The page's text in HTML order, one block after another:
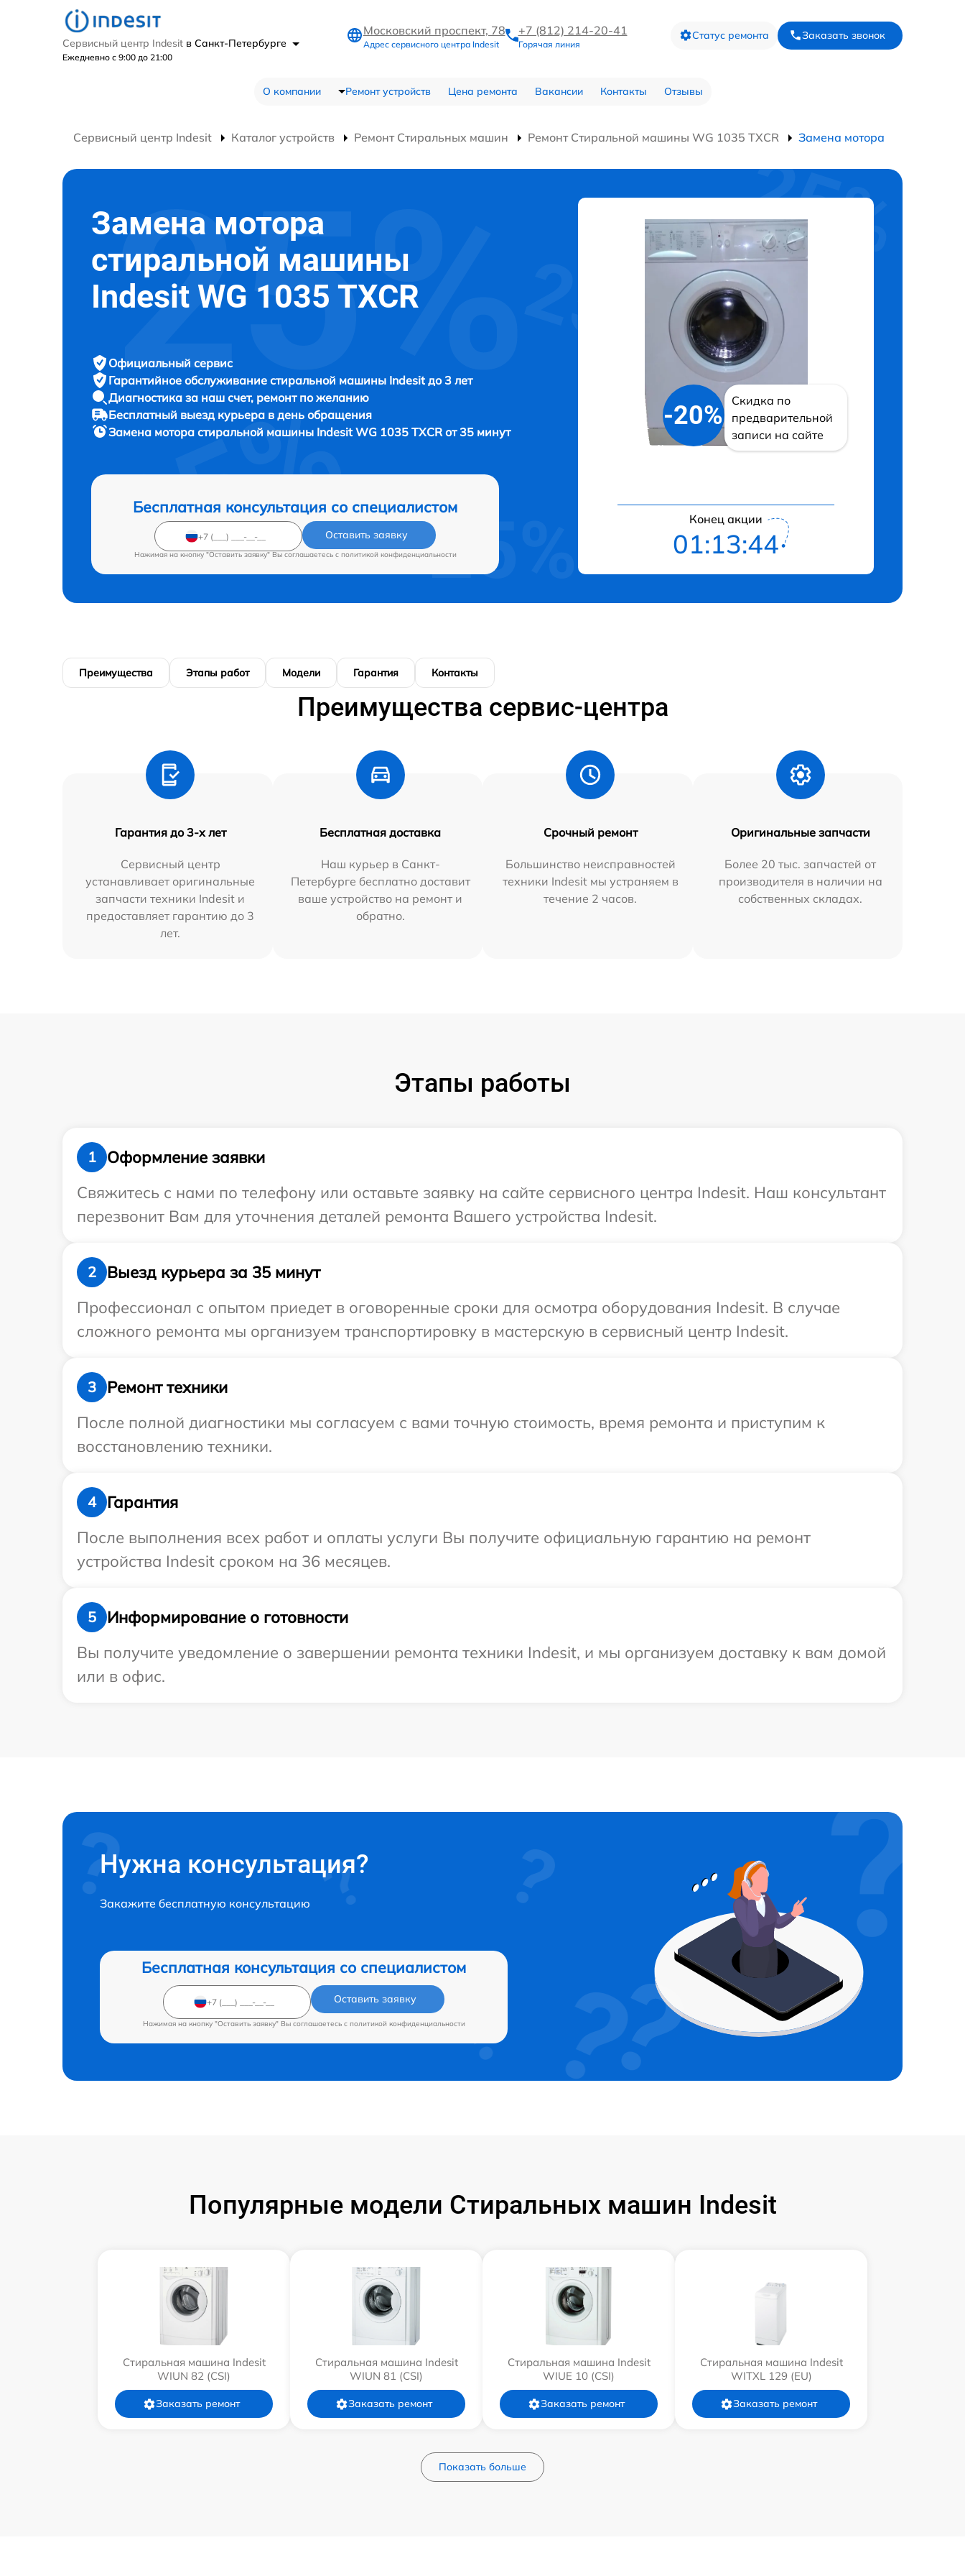
Сервисный центр Indesit в Санкт-Петербурге
Ежедневно с 9:00 до 21:00
Московский проспект, 78
Адрес сервисного центра Indesit
+7 (812) 214-20-41
Горячая линия
Статус ремонта Заказать звонок
О компании Ремонт устройств Цена ремонта Вакансии Контакты Отзывы
Сервисный центр Indesit Каталог устройств Ремонт Стиральных машин Ремонт Стиральной машины WG 1035 TXCR Замена мотора
Замена мотора
стиральной машины
Indesit WG 1035 TXCR
Официальный сервис
Гарантийное обслуживание стиральной машины Indesit до 3 лет
Диагностика за наш счет, ремонт по желанию
Бесплатный выезд курьера в день обращения
Замена мотора стиральной машины Indesit WG 1035 TXCR от 35 минут
Бесплатная консультация со специалистом
Оставить заявку
Нажимая на кнопку "Оставить заявку" Вы соглашаетесь c политикой конфиденциальности
-20%
Скидка по
предварительной
записи на сайте
Конец акции
01:13:43
Преимущества Этапы работ Модели Гарантия Контакты
Преимущества сервис-центра
Гарантия до 3-х лет
Сервисный центр
устанавливает оригинальные
запчасти техники Indesit и
предоставляет гарантию до 3
лет.
Бесплатная доставка
Наш курьер в Санкт-
Петербурге бесплатно доставит
ваше устройство на ремонт и
обратно.
Срочный ремонт
Большинство неисправностей
техники Indesit мы устраняем в
течение 2 часов.
Оригинальные запчасти
Более 20 тыс. запчастей от
производителя в наличии на
собственных складах.
Этапы работы
1
Оформление заявки
Свяжитесь с нами по телефону или оставьте заявку на сайте сервисного центра Indesit. Наш консультант
перезвонит Вам для уточнения деталей ремонта Вашего устройства Indesit.
2
Выезд курьера за 35 минут
Профессионал с опытом приедет в оговоренные сроки для осмотра оборудования Indesit. В случае
сложного ремонта мы организуем транспортировку в мастерскую в сервисный центр Indesit.
3
Ремонт техники
После полной диагностики мы согласуем с вами точную стоимость, время ремонта и приступим к
восстановлению техники.
4
Гарантия
После выполнения всех работ и оплаты услуги Вы получите официальную гарантию на ремонт
устройства Indesit сроком на 36 месяцев.
5
Информирование о готовности
Вы получите уведомление о завершении ремонта техники Indesit, и мы организуем доставку к вам домой
или в офис.
Нужна консультация?
Закажите бесплатную консультацию
Бесплатная консультация со специалистом
Оставить заявку
Нажимая на кнопку "Оставить заявку" Вы соглашаетесь c политикой конфиденциальности
Популярные модели Стиральных машин Indesit
Стиральная машина Indesit
WIUN 82 (CSI)
Заказать ремонт
Стиральная машина Indesit
WIUN 81 (CSI)
Заказать ремонт
Стиральная машина Indesit
WIUE 10 (CSI)
Заказать ремонт
Стиральная машина Indesit
WITXL 129 (EU)
Заказать ремонт
Показать больше